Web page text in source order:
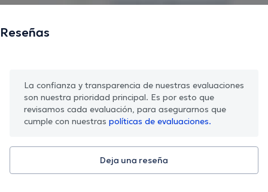
Reseñas
La confianza y transparencia de nuestras evaluaciones
son nuestra prioridad principal. Es por esto que
revisamos cada evaluación, para asegurarnos que
cumple con nuestras políticas de evaluaciones.
Deja una reseña